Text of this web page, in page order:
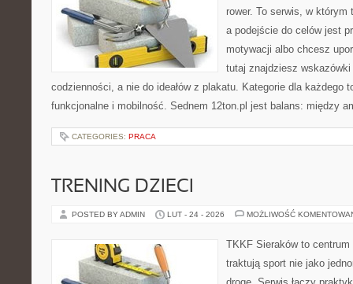
rower. To serwis, w którym
a podejście do celów jest
motywacji albo chcesz
tutaj znajdziesz wskazówki
codzienności, a nie do ideałów z plakatu. Kategorie dla każdego
funkcjonalne i mobilność. Sednem 12ton.pl jest balans: między
CATEGORIES: PRACA
TRENING DZIECI
POSTED BY ADMIN LUT - 24 - 2026 MOŻLIWOŚĆ
TKKF Sieraków to
traktują sport nie jako